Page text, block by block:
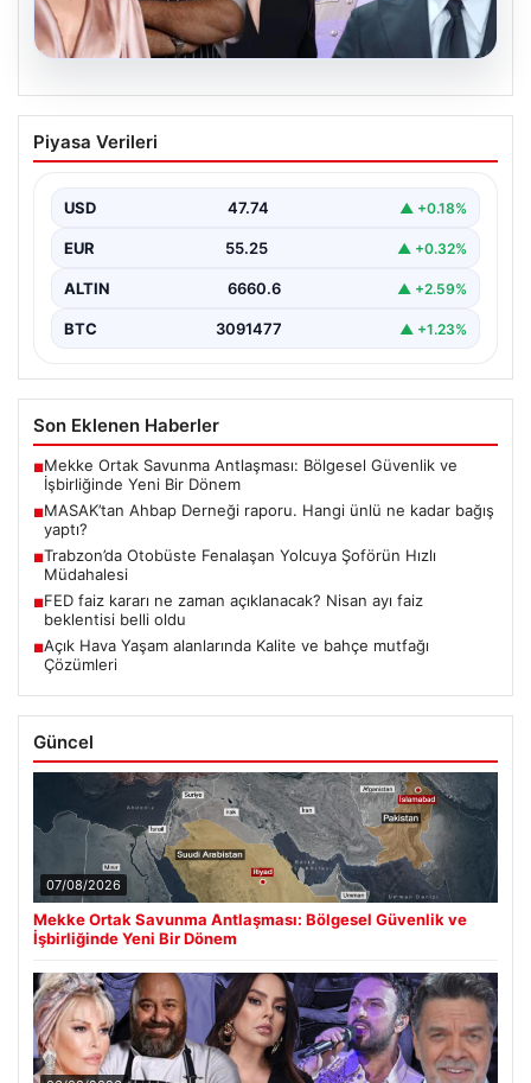
06.08.2026
MASAK’tan Ahbap Derneği raporu.
Hangi ünlü ne kadar bağış yaptı?
Bağışları ve Paranın Akibeti", "content": "Son dönemde
kamuoyunun…
Piyasa Verileri
USD 47.74 ▲ +0.18%
EUR 55.25 ▲ +0.32%
ALTIN 6660.6 ▲ +2.59%
BTC 3091477 ▲ +1.23%
Son Eklenen Haberler
■Mekke Ortak Savunma Antlaşması: Bölgesel Güvenlik ve
İşbirliğinde Yeni Bir Dönem
■MASAK’tan Ahbap Derneği raporu. Hangi ünlü ne kadar bağış
yaptı?
■Trabzon’da Otobüste Fenalaşan Yolcuya Şoförün Hızlı
Müdahalesi
■FED faiz kararı ne zaman açıklanacak? Nisan ayı faiz
beklentisi belli oldu
■Açık Hava Yaşam alanlarında Kalite ve bahçe mutfağı
Çözümleri
Güncel
07/08/2026
Mekke Ortak Savunma Antlaşması: Bölgesel Güvenlik ve
İşbirliğinde Yeni Bir Dönem